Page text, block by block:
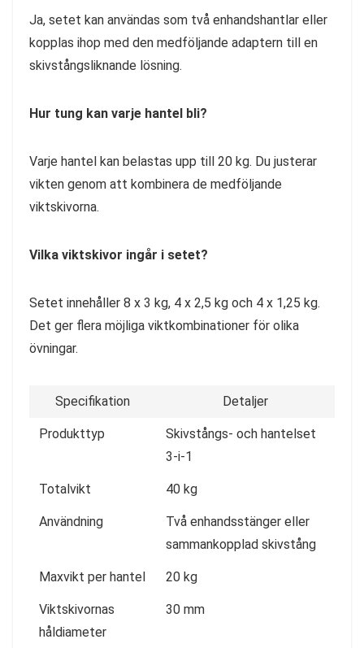
Ja, setet kan användas som två enhandshantlar eller
kopplas ihop med den medföljande adaptern till en
skivstångsliknande lösning.
Hur tung kan varje hantel bli?
Varje hantel kan belastas upp till 20 kg. Du justerar
vikten genom att kombinera de medföljande
viktskivorna.
Vilka viktskivor ingår i setet?
Setet innehåller 8 x 3 kg, 4 x 2,5 kg och 4 x 1,25 kg.
Det ger flera möjliga viktkombinationer för olika
övningar.
Specifikation Detaljer
Produkttyp
Skivstångs- och hantelset
3-i-1
Totalvikt 40 kg
Användning
Två enhandsstänger eller
sammankopplad skivstång
Maxvikt per hantel 20 kg
Viktskivornas
håldiameter
30 mm